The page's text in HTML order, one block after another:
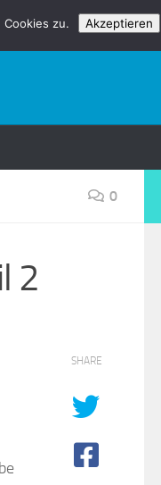
0
2
SHARE
zu. Akzeptieren